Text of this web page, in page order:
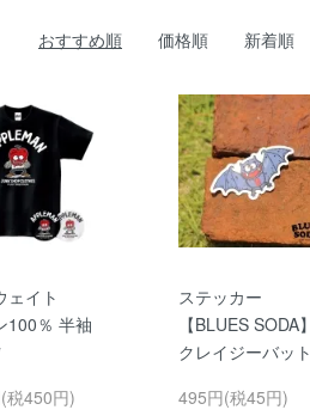
おすすめ順 価格順 新着順
ェイト
100％ 半袖
税450円)
ステッカー
【BLUES SODA】
クレイジーバット
495円(税45円)